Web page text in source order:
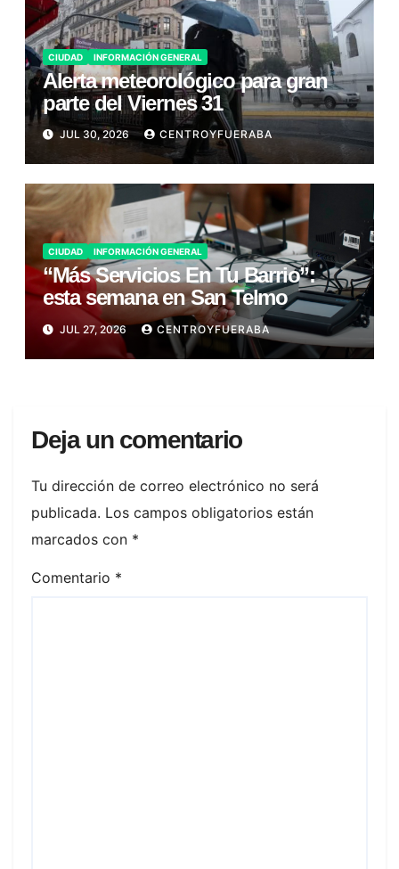
CIUDAD INFORMACIÓN GENERAL
Alerta meteorológico para gran
parte del Viernes 31
JUL 30, 2026 CENTROYFUERABA
CIUDAD INFORMACIÓN GENERAL
“Más Servicios En Tu Barrio”:
esta semana en San Telmo
JUL 27, 2026 CENTROYFUERABA
Deja un comentario
Tu dirección de correo electrónico no será
publicada. Los campos obligatorios están
marcados con *
Comentario *